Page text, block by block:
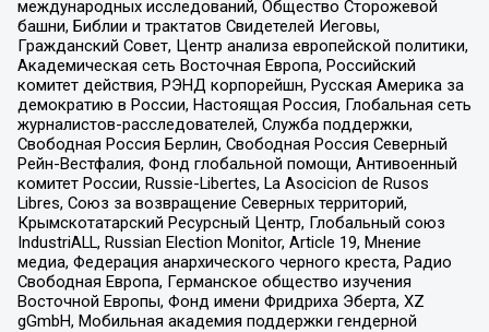
международных исследований, Общество Сторожевой
башни, Библии и трактатов Свидетелей Иеговы,
Гражданский Совет, Центр анализа европейской политики,
Академическая сеть Восточная Европа, Российский
комитет действия, РЭНД корпорейшн, Русская Америка за
демократию в России, Настоящая Россия, Глобальная сеть
журналистов-расследователей, Служба поддержки,
Свободная Россия Берлин, Свободная Россия Северный
Рейн-Вестфалия, Фонд глобальной помощи, Антивоенный
комитет России, Russie-Libertes, La Asocicion de Rusos
Libres, Союз за возвращение Северных территорий,
Крымскотатарский Ресурсный Центр, Глобальный союз
IndustriALL, Russian Election Monitor, Article 19, Мнение
медиа, Федерация анархического черного креста, Радио
Свободная Европа, Германское общество изучения
Восточной Европы, Фонд имени Фридриха Эберта, XZ
gGmbH, Мобильная академия поддержки гендерной